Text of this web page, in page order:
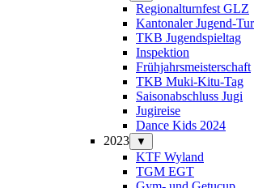
Regionalturnfest GLZ
Kantonaler Jugend-
TKB Jugendspieltag
Inspektion
Frühjahrsmeisterschaft
TKB Muki-Kitu-Tag
Saisonabschluss Jugi
Jugireise
Dance Kids 2024
2023
▼
KTF Wyland
TGM EGT